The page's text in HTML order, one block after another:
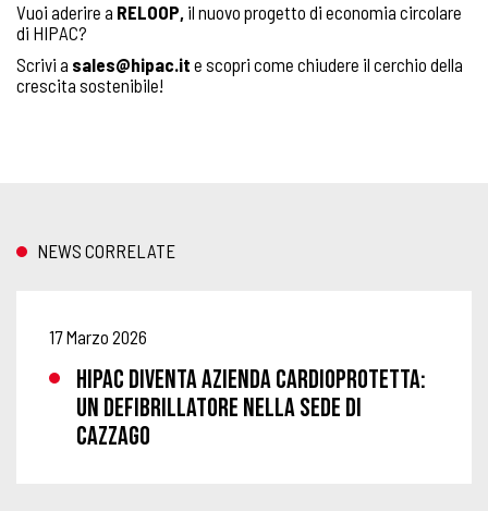
Vuoi aderire a RELOOP, il nuovo progetto di economia circolare
di HIPAC?
Scrivi a sales@hipac.it e scopri come chiudere il cerchio della
crescita sostenibile!
NEWS CORRELATE
17 Marzo 2026
HIPAC DIVENTA AZIENDA CARDIOPROTETTA:
UN DEFIBRILLATORE NELLA SEDE DI
CAZZAGO